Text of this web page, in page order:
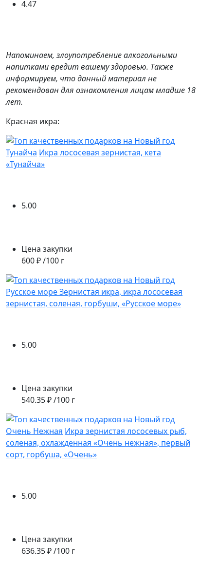
4.47
Напоминаем, злоупотребление алкогольными
напитками вредит вашему здоровью. Также
информируем, что данный материал не
рекомендован для ознакомления лицам младше 18
лет.
Красная икра:
Тунайча Икра лососевая зернистая, кета
«Тунайча»
5.00
Цена закупки
600 ₽ /100 г
Русское мореЗернистая икра, икра лососевая
зернистая, соленая, горбуши, «Русское море»
5.00
Цена закупки
540.35 ₽ /100 г
Очень Нежная Икра зернистая лососевых рыб,
соленая, охлажденная «Очень нежная», первый
сорт, горбуша, «Очень»
5.00
Цена закупки
636.35 ₽ /100 г